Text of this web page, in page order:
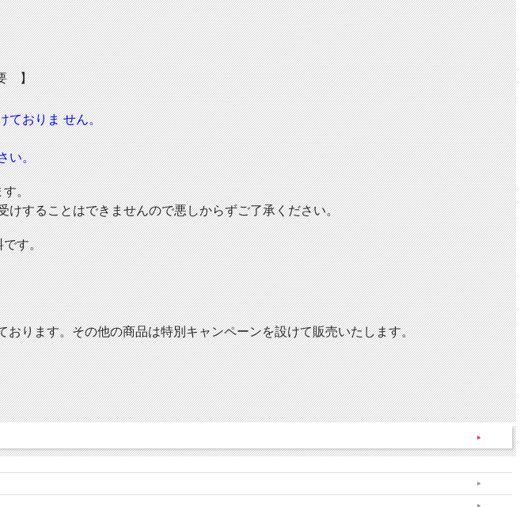
】
ておりま せん。
い。
す。
することはできませんので悪しからずご了承ください。
です。
ります。その他の商品は特別キャンペーンを設けて販売いたします。